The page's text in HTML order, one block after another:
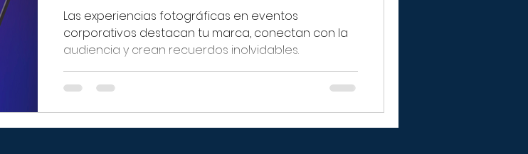
Las experiencias fotográficas en eventos
corporativos destacan tu marca, conectan con la
audiencia y crean recuerdos inolvidables.